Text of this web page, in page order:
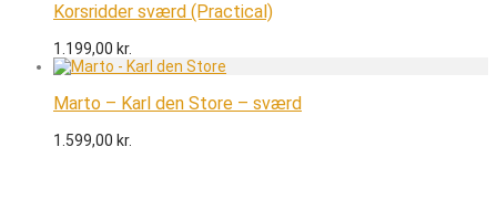
Korsridder sværd (Practical)
1.199,00 kr.
Marto – Karl den Store – sværd
1.599,00 kr.